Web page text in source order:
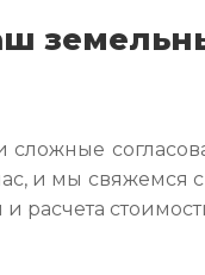
и мы свяжемся
расчета